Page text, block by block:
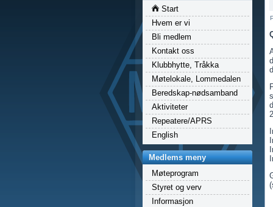
Start
Hvem er vi
Bli medlem
Kontakt oss
Klubbhytte, Tråkka
Møtelokale, Lommedalen
Beredskap-nødsamband
Aktiviteter
Repeatere/APRS
English
Medlems meny
Møteprogram
Styret og verv
Informasjon